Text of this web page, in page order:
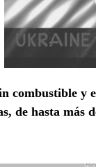
combustible y
de hasta más